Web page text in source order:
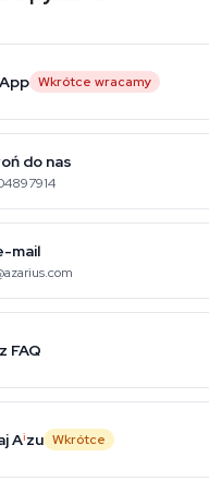
Wkrótce wracamy
do nas
mail
FAQ
Aizu Wkrótce